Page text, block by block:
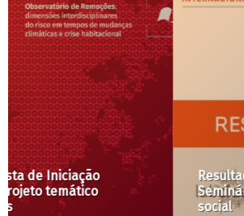
Resultado da chamada de
Seminário Políticas habitacionais
social